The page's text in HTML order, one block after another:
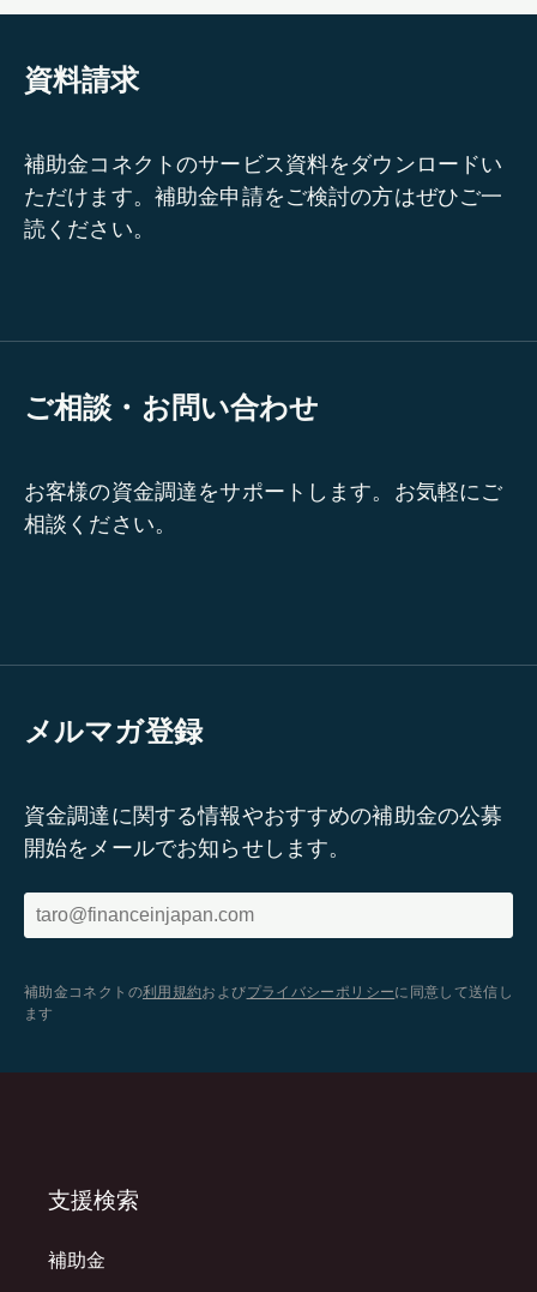
資料請求
補助金コネクトのサービス資料をダウンロードい
ただけます。補助金申請をご検討の方はぜひご一
読ください。
ご相談・お問い合わせ
お客様の資金調達をサポートします。お気軽にご
相談ください。
メルマガ登録
資金調達に関する情報やおすすめの補助金の公募
開始をメールでお知らせします。
補助金コネクトの利用規約およびプライバシーポリシーに同意して送信し
ます
支援検索
補助金